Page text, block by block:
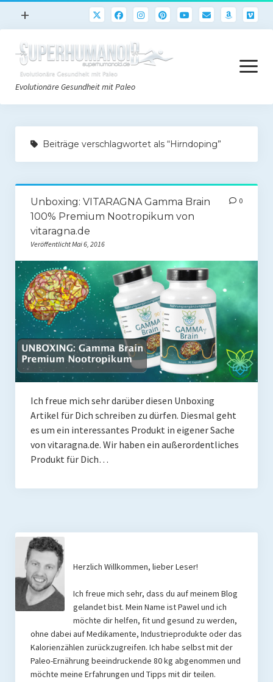
Menü
öffnen
+
Paleo
Rezepte
Sport
Gehirn
Freeletics
Podcast
English
Evolutionäre Gesundheit mit Paleo
Menü
öffnen
Paleo Start
Paleo Grundlagen 2.0
Einkaufsliste
Paleo-Einkaufsliste.de
Coaching
Shop
Paleo Ziel
Abnehmen mit Paleo
Zunehmen mit Paleo
Paleo Gehirn-Pflege
Paleo Fitness
Freeletics
Coaching
Rezepte
Brainfood
Fermente
Fisch & Meeresfrüchte
Fleisch und Geflügel
Beiträge verschlagwortet als “Hirndoping”
Unboxing: VITARAGNA Gamma Brain
100% Premium Nootropikum von
vitaragna.de
Veröffentlicht Mai 6, 2016
0
Ich freue mich sehr darüber diesen Unboxing
Artikel für Dich schreiben zu dürfen. Diesmal geht
es um ein interessantes Produkt in eigener Sache
von vitaragna.de. Wir haben ein außerordentliches
Produkt für Dich…
Herzlich Willkommen, lieber Leser!
Ich freue mich sehr, dass du auf meinem Blog
gelandet bist. Mein Name ist Pawel und ich
möchte dir helfen, fit und gesund zu werden,
ohne dabei auf Medikamente, Industrieprodukte oder das
Kalorienzählen zurückzugreifen. Ich habe selbst mit der
Paleo-Ernährung beeindruckende 80 kg abgenommen und
möchte meine Erfahrungen und Tipps mit dir teilen.